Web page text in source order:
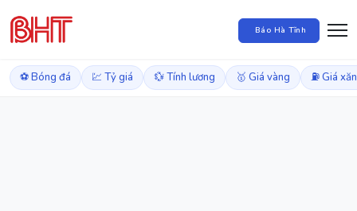
Báo Hà Tĩnh
⚽ Bóng đá 💹 Tỷ giá 💱 Tính lương 🥇 Giá vàng ⛽ Giá